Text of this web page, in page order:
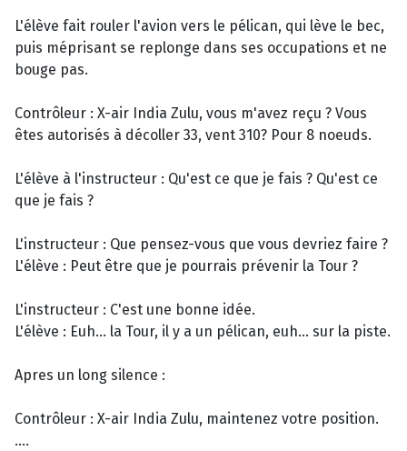
L'élève fait rouler l'avion vers le pélican, qui lève le bec,
puis méprisant se replonge dans ses occupations et ne
bouge pas.
Contrôleur : X-air India Zulu, vous m'avez reçu ? Vous
êtes autorisés à décoller 33, vent 310? Pour 8 noeuds.
L'élève à l'instructeur : Qu'est ce que je fais ? Qu'est ce
que je fais ?
L'instructeur : Que pensez-vous que vous devriez faire ?
L'élève : Peut être que je pourrais prévenir la Tour ?
L'instructeur : C'est une bonne idée.
L'élève : Euh... la Tour, il y a un pélican, euh... sur la piste.
Apres un long silence :
Contrôleur : X-air India Zulu, maintenez votre position.
....